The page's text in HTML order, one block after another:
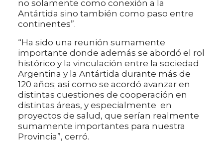
no solamente como conexión a la
Antártida sino también como paso entre
continentes”.
“Ha sido una reunión sumamente
importante donde además se abordó el rol
histórico y la vinculación entre la sociedad
Argentina y la Antártida durante más de
120 años; así como se acordó avanzar en
distintas cuestiones de cooperación en
distintas áreas, y especialmente en
proyectos de salud, que serían realmente
sumamente importantes para nuestra
Provincia”, cerró.